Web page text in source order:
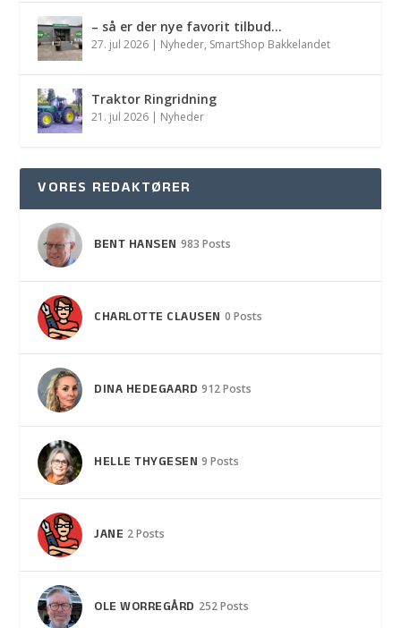
– så er der nye favorit tilbud…
27. jul 2026 | Nyheder, SmartShop Bakkelandet
Traktor Ringridning
21. jul 2026 | Nyheder
VORES REDAKTØRER
BENT HANSEN 983 Posts
CHARLOTTE CLAUSEN 0 Posts
DINA HEDEGAARD 912 Posts
HELLE THYGESEN 9 Posts
JANE 2 Posts
OLE WORREGÅRD 252 Posts